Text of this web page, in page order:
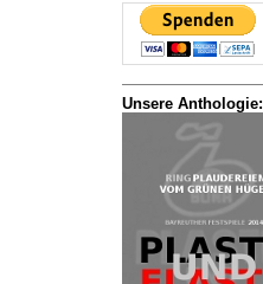
Unsere Anthologie: